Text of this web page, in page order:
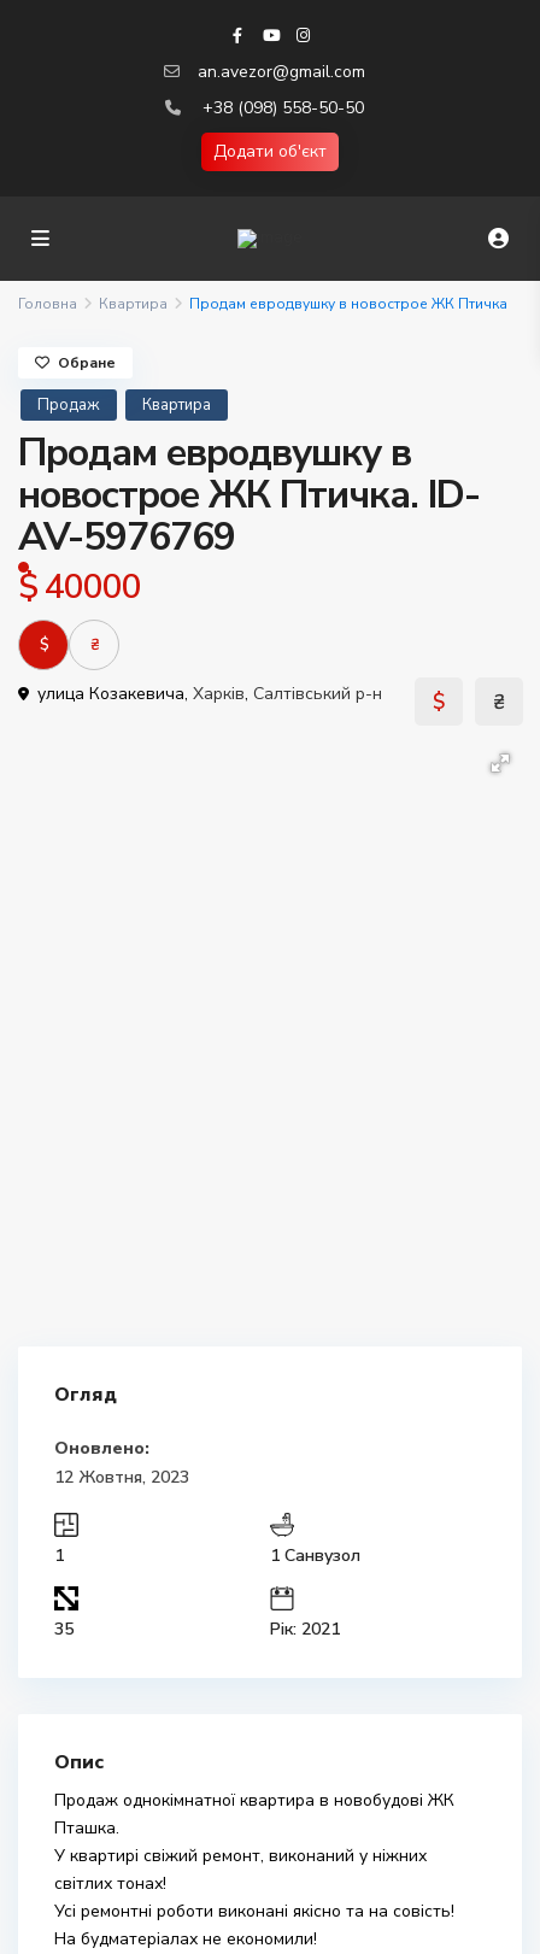
an.avezor@gmail.com
+38 (098) 558-50-50
Додати об'єкт
Головна Квартира Продам евродвушку в новострое ЖК Птичка
Продаж Квартира
Продам евродвушку в
новострое ЖК Птичка. ID-
AV-5976769
$ 40000
$ ₴
улица Козакевича, Харків, Салтівський р-н
Обране
Огляд
Оновлено:
12 Жовтня, 2023
1 1 Санвузол
35 Рік: 2021
Опис
Продаж однокімнатної квартира в новобудові ЖК
Пташка.
У квартирі свіжий ремонт, виконаний у ніжних
світлих тонах!
Усі ремонтні роботи виконані якісно та на совість!
На будматеріалах не економили!
$ ₴